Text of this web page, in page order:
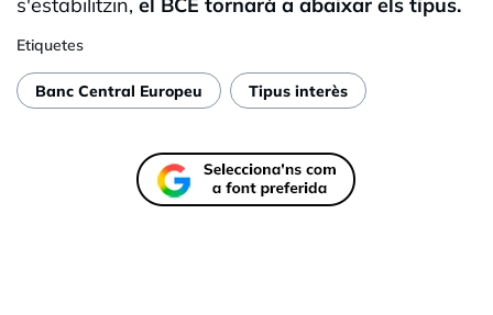
s'estabilitzin, el BCE tornarà a abaixar els tipus.
Etiquetes
Banc Central Europeu Tipus interès